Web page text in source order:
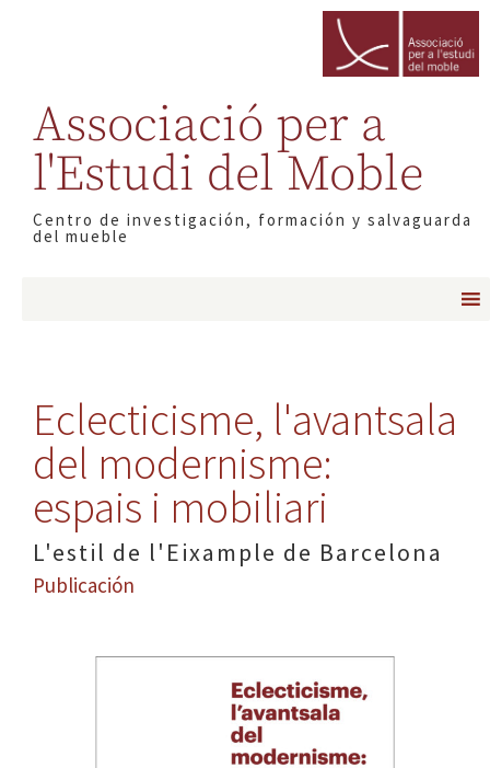
Associació per a
l'Estudi del Moble
Centro de investigación, formación y salvaguarda
del mueble
Eclecticisme, l'avantsala
del modernisme:
espais i mobiliari
L'estil de l'Eixample de Barcelona
Publicación